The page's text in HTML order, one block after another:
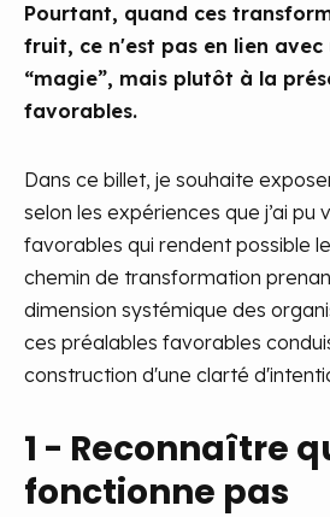
Pourtant, quand ces
fruit, ce n'est pas en lien avec
“magie”, mais plutôt à la
favorables.
Dans ce billet, je souhaite
selon les expériences que j’ai pu
favorables qui rendent possible
chemin de transformation
dimension systémique des
ces préalables favorables
construction d'une clarté
1 - Reconnaître
fonctionne pas